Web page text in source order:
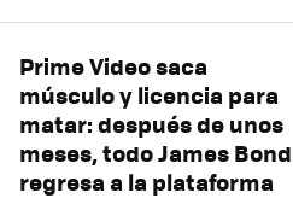
Prime Video saca
músculo y licencia para
matar: después de unos
meses, todo James Bond
regresa a la plataforma